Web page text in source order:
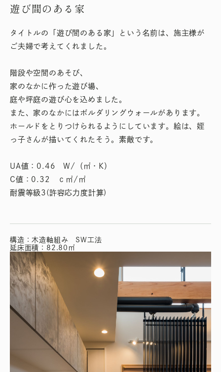
遊び間のある家
タイトルの「遊び間のある家」という名前は、施主様が
ご夫婦で考えてくれました。
階段や空間のあそび、
家のなかに作った遊び場、
庭や坪庭の遊び心を込めました。
また、家のなかにはボルダリングウォールがあります。
ホールドをとりつけられるようにしています。絵は、姪
っ子さんが描いてくれたそう。素敵です。
UA値：0.46 W/（㎡・K）
C値：0.32 ｃ㎡/㎡
耐震等級3(許容応力度計算)
構造：木造軸組み SW工法
延床面積：82.80㎡